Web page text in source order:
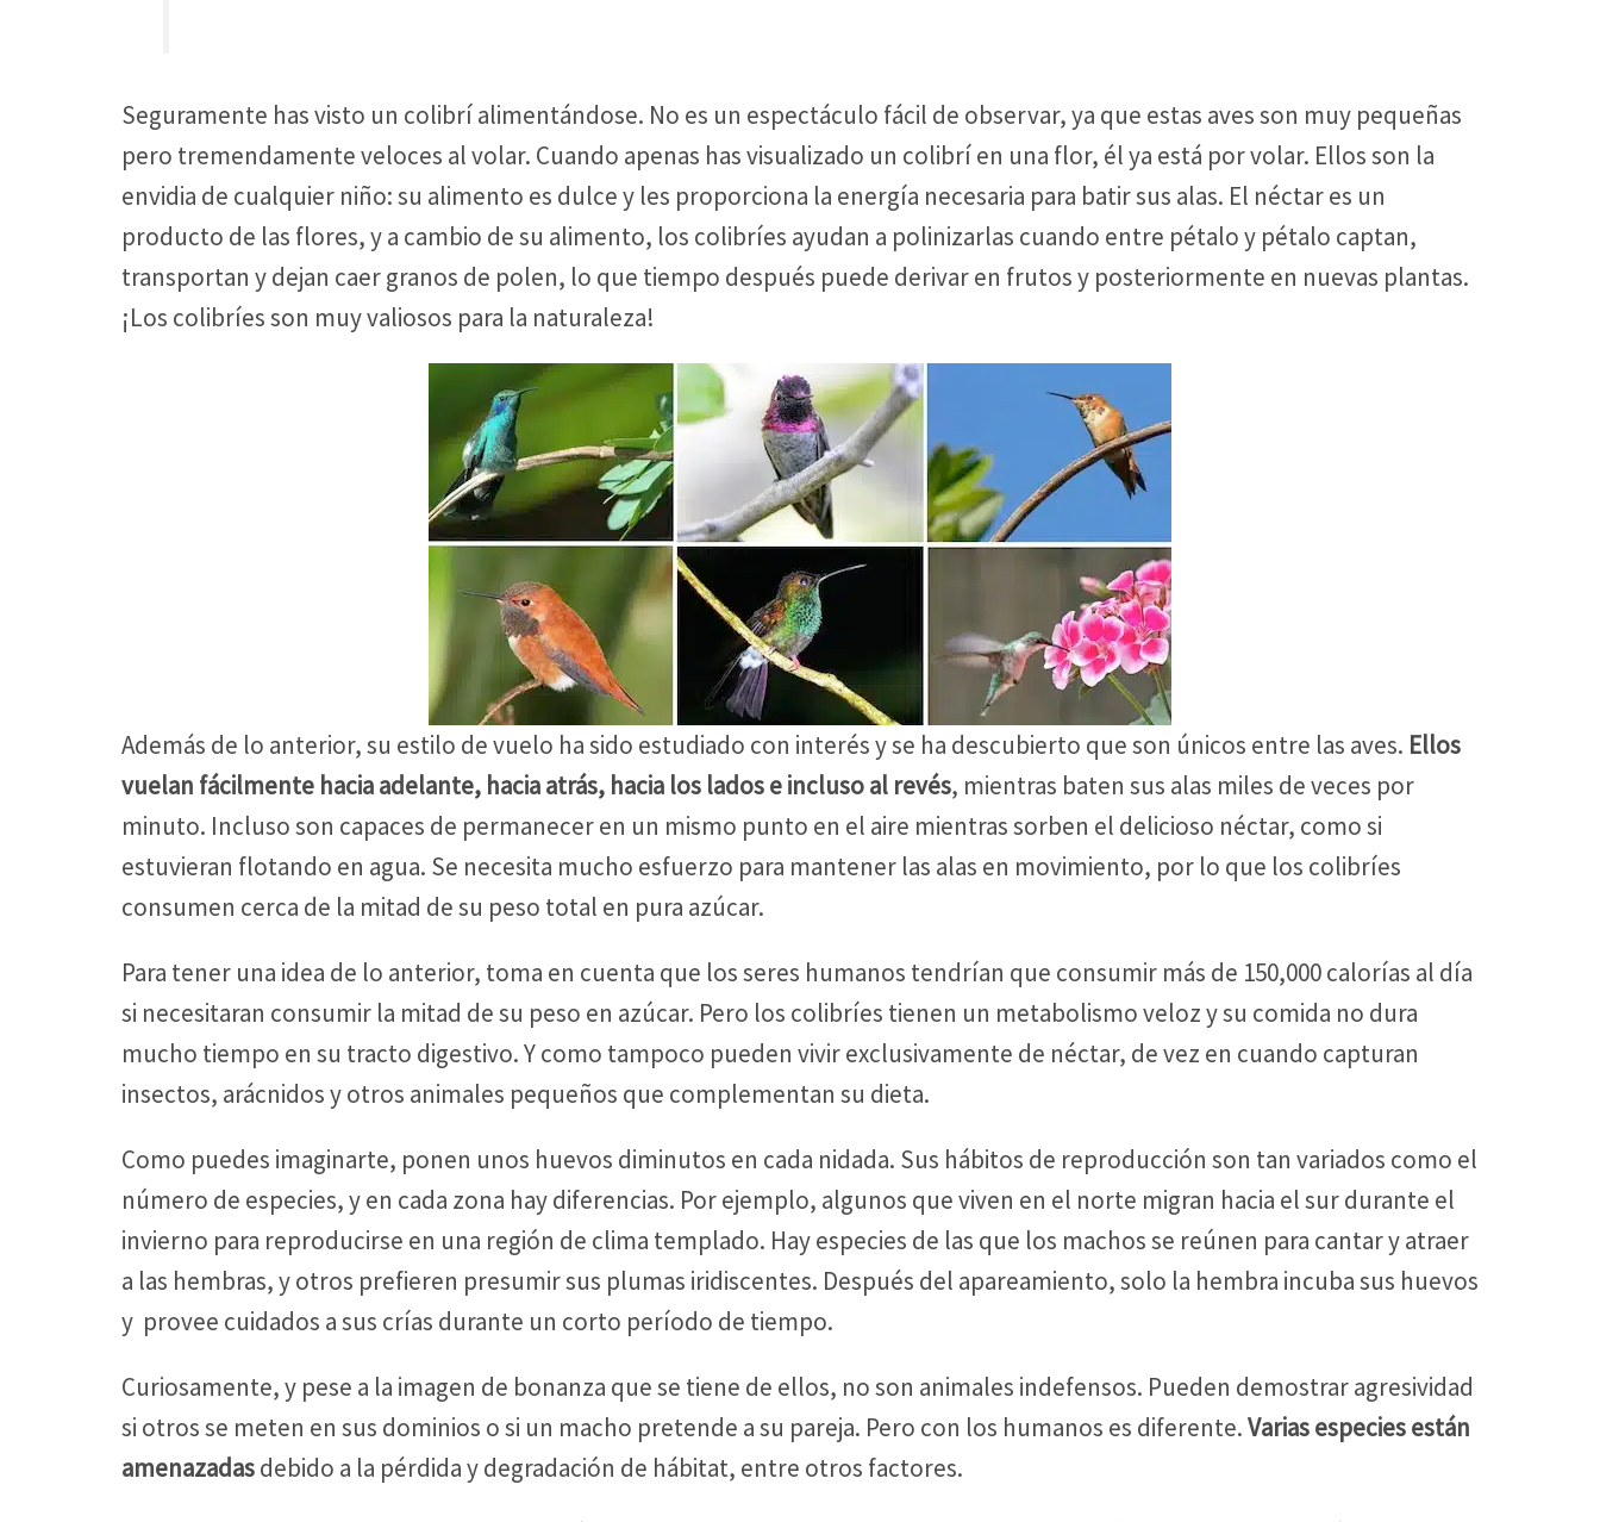
Seguramente has visto un colibrí alimentándose. No es un espectáculo fácil de observar, ya que estas aves son muy pequeñas
pero tremendamente veloces al volar. Cuando apenas has visualizado un colibrí en una flor, él ya está por volar. Ellos son la
envidia de cualquier niño: su alimento es dulce y les proporciona la energía necesaria para batir sus alas. El néctar es un
producto de las flores, y a cambio de su alimento, los colibríes ayudan a polinizarlas cuando entre pétalo y pétalo captan,
transportan y dejan caer granos de polen, lo que tiempo después puede derivar en frutos y posteriormente en nuevas plantas.
¡Los colibríes son muy valiosos para la naturaleza!
Además de lo anterior, su estilo de vuelo ha sido estudiado con interés y se ha descubierto que son únicos entre las aves. Ellos
vuelan fácilmente hacia adelante, hacia atrás, hacia los lados e incluso al revés, mientras baten sus alas miles de veces por
minuto. Incluso son capaces de permanecer en un mismo punto en el aire mientras sorben el delicioso néctar, como si
estuvieran flotando en agua. Se necesita mucho esfuerzo para mantener las alas en movimiento, por lo que los colibríes
consumen cerca de la mitad de su peso total en pura azúcar.
Para tener una idea de lo anterior, toma en cuenta que los seres humanos tendrían que consumir más de 150,000 calorías al día
si necesitaran consumir la mitad de su peso en azúcar. Pero los colibríes tienen un metabolismo veloz y su comida no dura
mucho tiempo en su tracto digestivo. Y como tampoco pueden vivir exclusivamente de néctar, de vez en cuando capturan
insectos, arácnidos y otros animales pequeños que complementan su dieta.
Como puedes imaginarte, ponen unos huevos diminutos en cada nidada. Sus hábitos de reproducción son tan variados como el
número de especies, y en cada zona hay diferencias. Por ejemplo, algunos que viven en el norte migran hacia el sur durante el
invierno para reproducirse en una región de clima templado. Hay especies de las que los machos se reúnen para cantar y atraer
a las hembras, y otros prefieren presumir sus plumas iridiscentes. Después del apareamiento, solo la hembra incuba sus huevos
y provee cuidados a sus crías durante un corto período de tiempo.
Curiosamente, y pese a la imagen de bonanza que se tiene de ellos, no son animales indefensos. Pueden demostrar agresividad
si otros se meten en sus dominios o si un macho pretende a su pareja. Pero con los humanos es diferente.Varias especies están
amenazadasdebido a la pérdida y degradación de hábitat, entre otros factores.